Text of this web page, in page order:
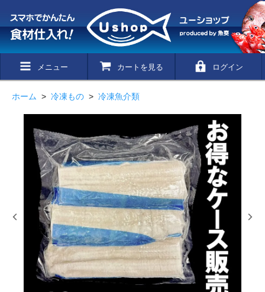
メニュー カートを見る ログイン
ホーム > 冷凍もの > 冷凍魚介類